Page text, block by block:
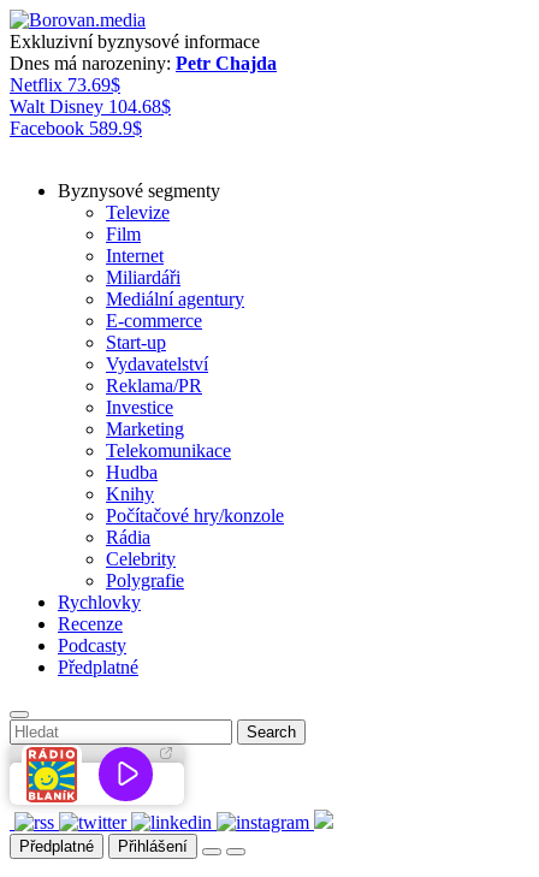
Exkluzivní byznysové informace
Dnes má narozeniny: Petr Chajda
Netflix 73.69$
Walt Disney 104.68$
Facebook 589.9$
Byznysové segmenty
Televize
Film
Internet
Miliardáři
Mediální agentury
E-commerce
Start-up
Vydavatelství
Reklama/PR
Investice
Marketing
Telekomunikace
Hudba
Knihy
Počítačové hry/konzole
Rádia
Celebrity
Polygrafie
Rychlovky
Recenze
Podcasty
Předplatné
Předplatné Přihlášení